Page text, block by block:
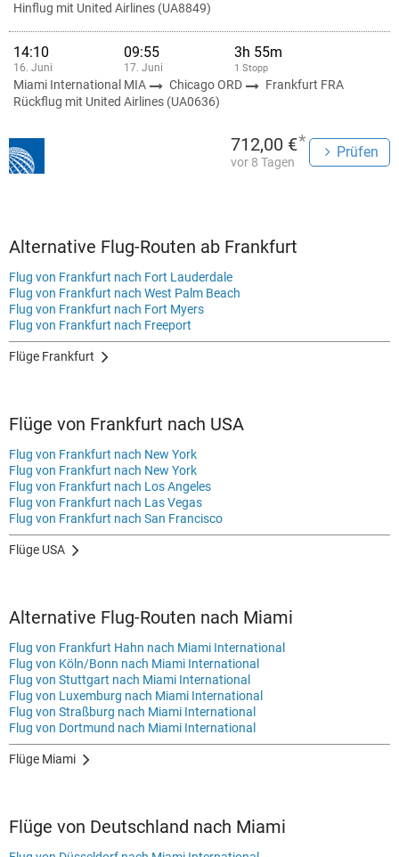
Hinflug mit United Airlines (UA8849)
14:10
16. Juni
09:55
17. Juni
3h 55m
1 Stopp
Miami International MIA Chicago ORD
Frankfurt FRA
Rückflug mit United Airlines (UA0636)
712,00 €*
vor 8 Tagen
Prüfen
Alternative Flug-Routen ab Frankfurt
Flug von Frankfurt nach Fort Lauderdale
Flug von Frankfurt nach West Palm Beach
Flug von Frankfurt nach Fort Myers
Flug von Frankfurt nach Freeport
Flüge Frankfurt
Flüge von Frankfurt nach USA
Flug von Frankfurt nach New York
Flug von Frankfurt nach New York
Flug von Frankfurt nach Los Angeles
Flug von Frankfurt nach Las Vegas
Flug von Frankfurt nach San Francisco
Flüge USA
Alternative Flug-Routen nach Miami
Flug von Frankfurt Hahn nach Miami International
Flug von Köln/Bonn nach Miami International
Flug von Stuttgart nach Miami International
Flug von Luxemburg nach Miami International
Flug von Straßburg nach Miami International
Flug von Dortmund nach Miami International
Flüge Miami
Flüge von Deutschland nach Miami